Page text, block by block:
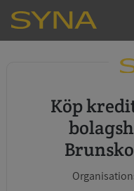
Köp kreditupplysning och